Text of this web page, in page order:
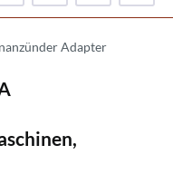
Adapter